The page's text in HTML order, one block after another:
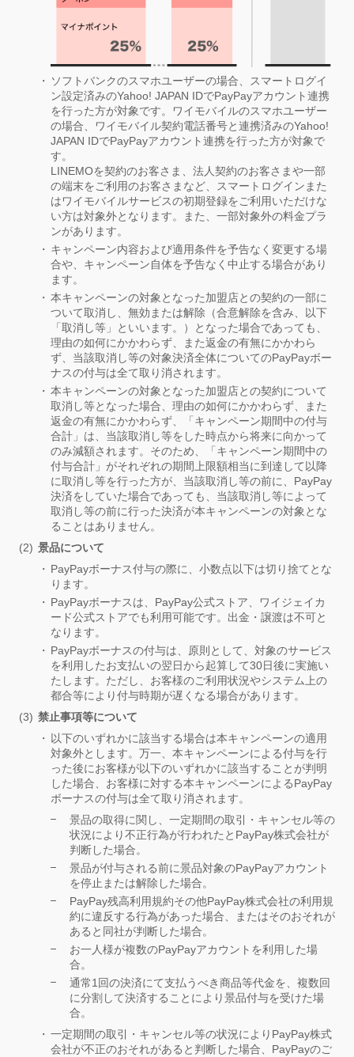
ソフトバンクのスマホユーザーの場合、スマートログイ
ン設定済みのYahoo! JAPAN IDでPayPayアカウント連携
を行った方が対象です。ワイモバイルのスマホユーザー
の場合、ワイモバイル契約電話番号と連携済みのYahoo!
JAPAN IDでPayPayアカウント連携を行った方が対象で
す。
LINEMOを契約のお客さま、法人契約のお客さまや一部
の端末をご利用のお客さまなど、スマートログインまた
はワイモバイルサービスの初期登録をご利用いただけな
い方は対象外となります。また、一部対象外の料金プラ
ンがあります。
キャンペーン内容および適用条件を予告なく変更する場
合や、キャンペーン自体を予告なく中止する場合があり
ます。
本キャンペーンの対象となった加盟店との契約の一部に
ついて取消し、無効または解除（合意解除を含み、以下
「取消し等」といいます。）となった場合であっても、
理由の如何にかかわらず、また返金の有無にかかわら
ず、当該取消し等の対象決済全体についてのPayPayボー
ナスの付与は全て取り消されます。
本キャンペーンの対象となった加盟店との契約について
取消し等となった場合、理由の如何にかかわらず、また
返金の有無にかかわらず、「キャンペーン期間中の付与
合計」は、当該取消し等をした時点から将来に向かって
のみ減額されます。そのため、「キャンペーン期間中の
付与合計」がそれぞれの期間上限額相当に到達して以降
に取消し等を行った方が、当該取消し等の前に、PayPay
決済をしていた場合であっても、当該取消し等によって
取消し等の前に行った決済が本キャンペーンの対象とな
ることはありません。
景品について
PayPayボーナス付与の際に、小数点以下は切り捨てとな
ります。
PayPayボーナスは、PayPay公式ストア、ワイジェイカ
ード公式ストアでも利用可能です。出金・譲渡は不可と
なります。
PayPayボーナスの付与は、原則として、対象のサービス
を利用したお支払いの翌日から起算して30日後に実施い
たします。ただし、お客様のご利用状況やシステム上の
都合等により付与時期が遅くなる場合があります。
禁止事項等について
以下のいずれかに該当する場合は本キャンペーンの適用
対象外とします。万一、本キャンペーンによる付与を行
った後にお客様が以下のいずれかに該当することが判明
した場合、お客様に対する本キャンペーンによるPayPay
ボーナスの付与は全て取り消されます。
景品の取得に関し、一定期間の取引・キャンセル等の
状況により不正行為が行われたとPayPay株式会社が
判断した場合。
景品が付与される前に景品対象のPayPayアカウント
を停止または解除した場合。
PayPay残高利用規約その他PayPay株式会社の利用規
約に違反する行為があった場合、またはそのおそれが
あると同社が判断した場合。
お一人様が複数のPayPayアカウントを利用した場
合。
通常1回の決済にて支払うべき商品等代金を、複数回
に分割して決済することにより景品付与を受けた場
合。
一定期間の取引・キャンセル等の状況によりPayPay株式
会社が不正のおそれがあると判断した場合、PayPayのご